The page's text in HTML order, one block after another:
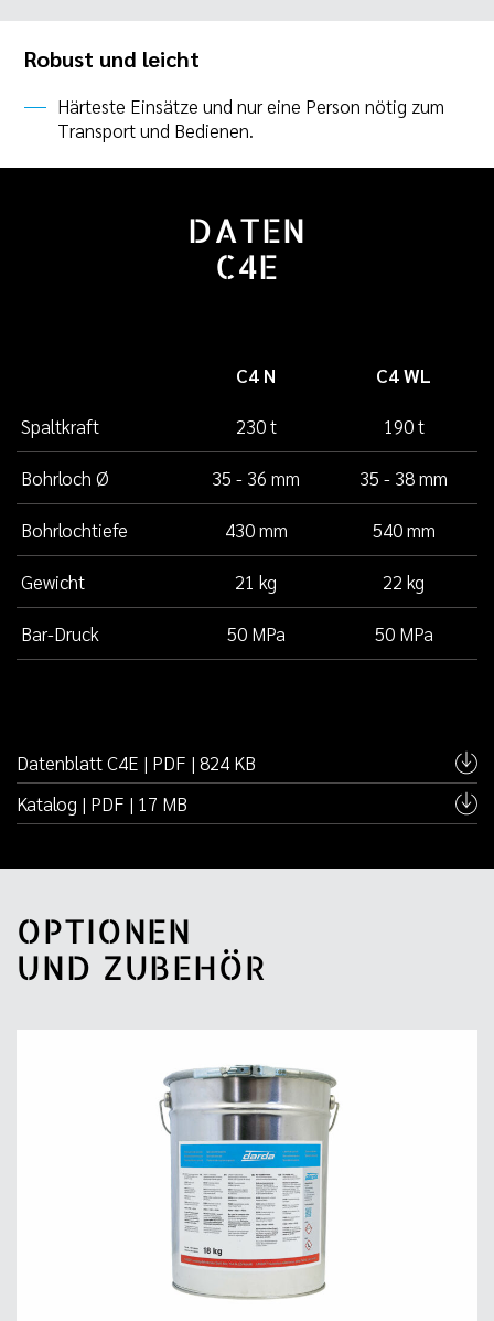
Robust und leicht
Härteste Einsätze und nur eine Person nötig zum
Transport und Bedienen.
DATEN
C4E
C4 N C4 WL
Spaltkraft 230 t 190 t
Bohrloch Ø 35 - 36 mm 35 - 38 mm
Bohrlochtiefe 430 mm 540 mm
Gewicht 21 kg 22 kg
Bar-Druck 50 MPa 50 MPa
Datenblatt C4E | PDF | 824 KB
Katalog | PDF | 17 MB
OPTIONEN
UND ZUBEHÖR